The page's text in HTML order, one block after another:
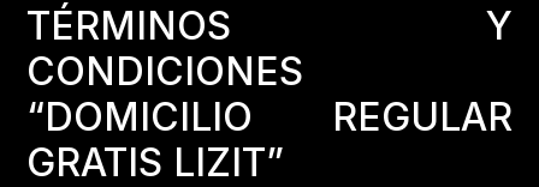
TÉRMINOS Y
CONDICIONES
“DOMICILIO REGULAR
GRATIS LIZIT”